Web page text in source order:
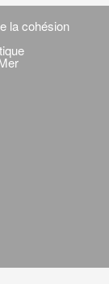
la cohésion